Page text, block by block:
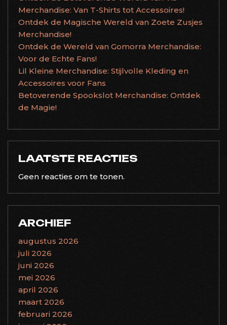
Merchandise: Van T-Shirts tot Accessoires!
Ontdek de Magische Wereld van Zoete Zusjes
Merchandise!
Ontdek de Wereld van Gomorra Merchandise:
Voor de Echte Fans!
Lil Kleine Merchandise: Stijlvolle Kleding en
Accessoires voor Fans
Betoverende Spookslot Merchandise: Ontdek
de Magie!
LAATSTE REACTIES
Geen reacties om te tonen.
ARCHIEF
augustus 2026
juli 2026
juni 2026
mei 2026
april 2026
maart 2026
februari 2026